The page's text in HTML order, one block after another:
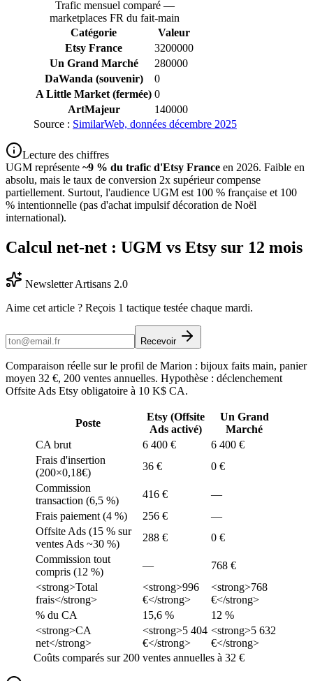
Trafic mensuel comparé —
marketplaces FR du fait-main
Catégorie
Valeur
Etsy France
3200000
Un Grand Marché
280000
DaWanda (souvenir)
0
A Little Market (fermée) 0
ArtMajeur
140000
Source : SimilarWeb, données décembre 2025
Lecture des chiffres
UGM représente ~9 % du trafic d'Etsy France en 2026. Faible en
absolu, mais le taux de conversion 2x supérieur compense
partiellement. Surtout, l'audience UGM est 100 % française et 100
% intentionnelle (pas d'achat impulsif décoration de Noël
international).
Calcul net-net : UGM vs Etsy sur 12 mois
Newsletter Artisans 2.0
Aime cet article ? Reçois 1 tactique testée chaque mardi.
Recevoir
Comparaison réelle sur le profil de Marion : bijoux faits main, panier
moyen 32 €, 200 ventes annuelles. Hypothèse : déclenchement
Offsite Ads Etsy obligatoire à 10 K$ CA.
Poste
Etsy (Offsite
Ads activé)
Un Grand
Marché
CA brut
6 400 €
6 400 €
Frais d'insertion
(200×0,18€)
36 €
0 €
Commission
transaction (6,5 %)
416 €
—
Frais paiement (4 %)
256 €
—
Offsite Ads (15 % sur
ventes Ads ~30 %)
288 €
0 €
Commission tout
compris (12 %)
—
768 €
<strong>Total
frais</strong>
<strong>996
€</strong>
<strong>768
€</strong>
% du CA
15,6 %
12 %
<strong>CA
net</strong>
<strong>5 404
€</strong>
<strong>5 632
€</strong>
Coûts comparés sur 200 ventes annuelles à 32 €